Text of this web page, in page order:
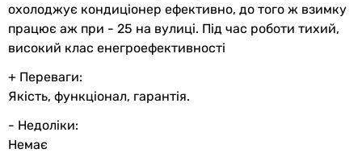
охолоджує кондиціонер ефективно, до того ж взимку
працює аж при - 25 на вулиці. Під час роботи тихий,
високий клас енегроефективності
+ Переваги:
Якість, функціонал, гарантія.
- Недоліки:
Немає